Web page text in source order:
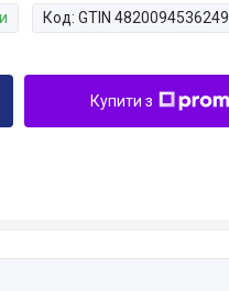
Код: GTIN 4820094536249
Купити з